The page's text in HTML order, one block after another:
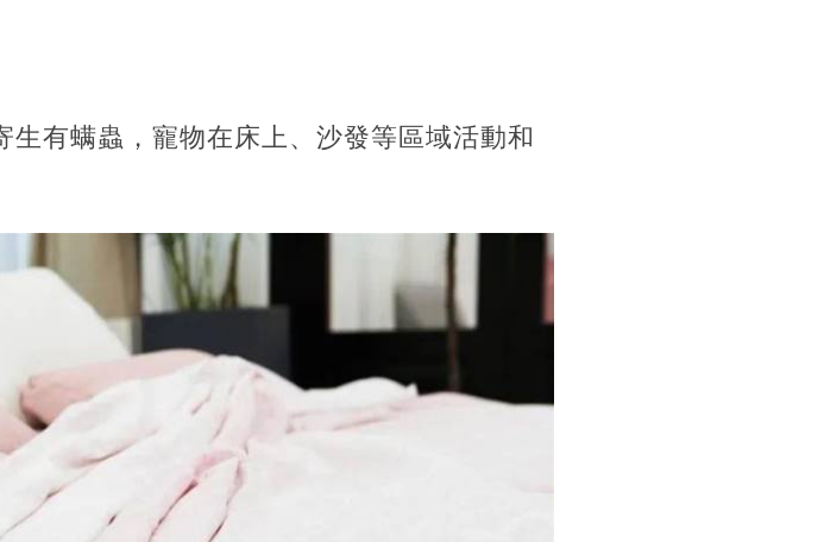
生有螨蟲，寵物在床上、沙發等區域活動和